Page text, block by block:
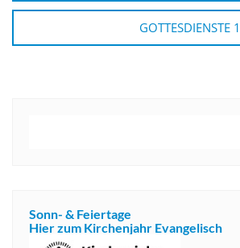
Sonn- & Feiertage
Hier zum Kirchenjahr Evangelisch